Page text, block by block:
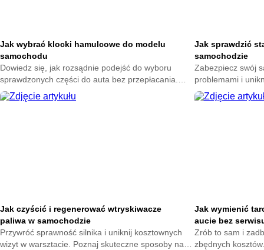
Jak wybrać klocki hamulcowe do modelu
samochodu
Dowiedz się, jak rozsądnie podejść do wyboru
sprawdzonych części do auta bez przepłacania.
Zadbaj o komfort jazdy i uniknij błędów, które mogą
kosztować więcej niż myślisz.
Jak sprawdzić
samochodzie
Zabezpiecz swój
problemami i
Poznaj proste
przygotuj auto na
Jak czyścić i regenerować wtryskiwacze
paliwa w samochodzie
Przywróć sprawność silnika i uniknij kosztownych
wizyt w warsztacie. Poznaj skuteczne sposoby na
Jak wymienić
aucie bez
Zrób to sam i
zbędnych